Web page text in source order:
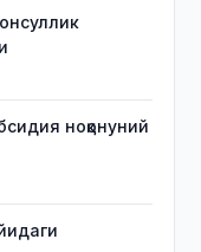
ноқонуний